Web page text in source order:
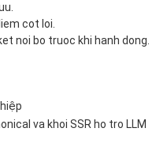
cot loi.
noi bo truoc khi hanh dong.
va khoi SSR ho tro LLM